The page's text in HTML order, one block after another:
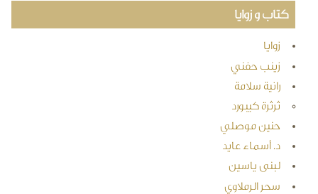
كتاب و زوايا
زوايا
زينب حفني
رانية سلامة
ثرثرة كيبورد
حنين موصلي
د. أسماء عايد
لبنى ياسين
سحر الرملاوي